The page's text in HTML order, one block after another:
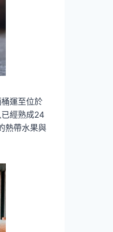
運至位於
經熟成24
熱帶水果與